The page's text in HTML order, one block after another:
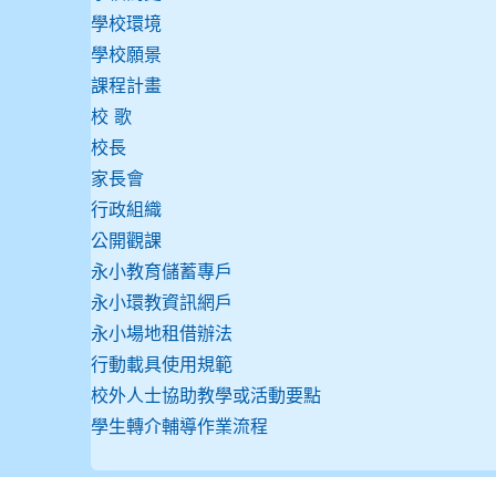
學校環境
學校願景
課程計畫
校 歌
校長
家長會
行政組織
公開觀課
永小教育儲蓄專戶
永小環教資訊網戶
永小場地租借辦法
行動載具使用規範
校外人士協助教學或活動要點
學生轉介輔導作業流程